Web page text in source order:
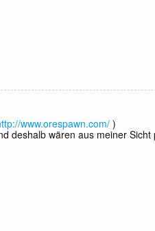
www.orespawn.com/ )
deshalb wären aus meiner